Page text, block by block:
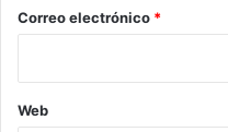
*
Correo electrónico *
Web